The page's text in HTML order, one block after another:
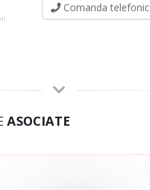
Comanda telefonic
ASOCIATE